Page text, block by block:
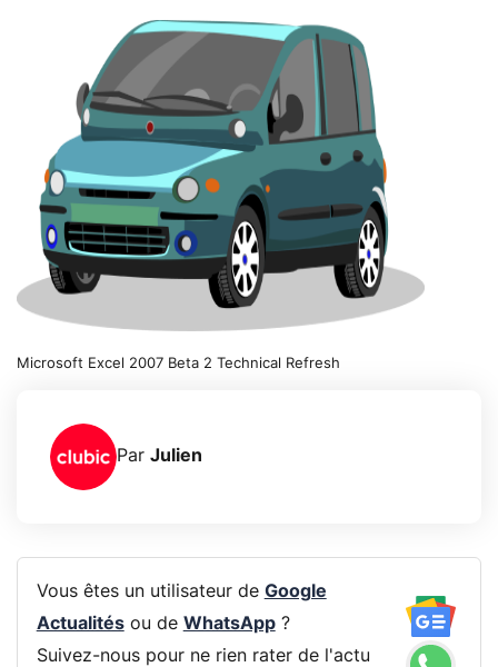
Microsoft Excel 2007 Beta 2 Technical Refresh
Par Julien
Vous êtes un utilisateur de Google
Actualitésou de WhatsApp?
Suivez-nous pour ne rien rater de l'actu